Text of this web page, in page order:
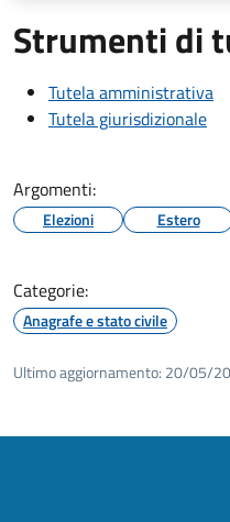
Strumenti di
Tutela amministrativa
Tutela giurisdizionale
Argomenti:
Elezioni Estero
Categorie:
Anagrafe e stato civile
Ultimo aggiornamento: 20/05/